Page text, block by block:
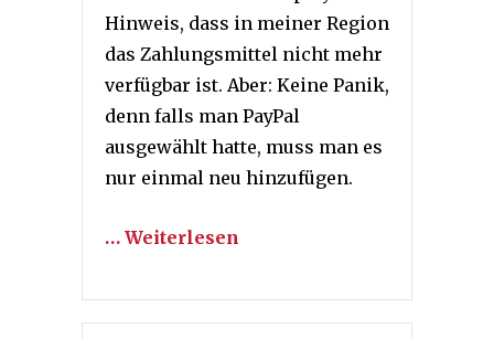
Hinweis, dass in meiner Region
das Zahlungsmittel nicht mehr
verfügbar ist. Aber: Keine Panik,
denn falls man PayPal
ausgewählt hatte, muss man es
nur einmal neu hinzufügen.
… Weiterlesen